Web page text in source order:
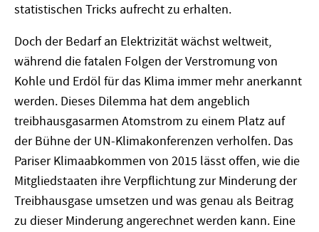
statistischen Tricks aufrecht zu erhalten.
Doch der Bedarf an Elektrizität wächst weltweit,
während die fatalen Folgen der Verstromung von
Kohle und Erdöl für das Klima immer mehr anerkannt
werden. Dieses Dilemma hat dem angeblich
treibhausgasarmen Atomstrom zu einem Platz auf
der Bühne der UN-Klimakonferenzen verholfen. Das
Pariser Klimaabkommen von 2015 lässt offen, wie die
Mitgliedstaaten ihre Verpflichtung zur Minderung der
Treibhausgase umsetzen und was genau als Beitrag
zu dieser Minderung angerechnet werden kann. Eine